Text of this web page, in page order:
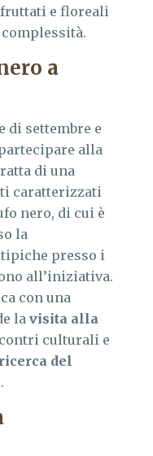
e floreali
a
di settembre e
alla
di una
caratterizzati
nero, di cui è
la
presso i
all’iniziativa.
con una
lavisita alla
culturali e
ricerca del